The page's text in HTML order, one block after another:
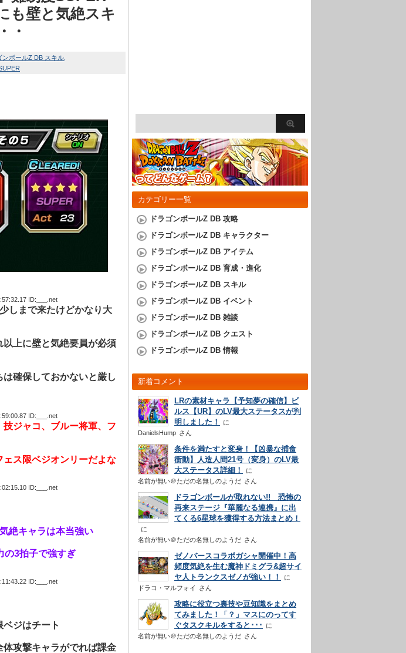
も壁と気絶スキ
・
ンボールZ DB スキル
ID:___.net
しまで来たけどかなり大
上に壁と気絶要員が必須
確保しておかないと厳し
ID:___.net
ジャコ、ブルー将軍、フ
ス限ベジオンリーだよな
ID:___.net
絶キャラは本当強い
の3拍子で強すぎ
ID:___.net
ジはチート
攻撃キャラがでれば課金
カテゴリー一覧
ドラゴンボールZ DB 攻略
ドラゴンボールZ DB キャラクター
ドラゴンボールZ DB アイテム
ドラゴンボールZ DB 育成・進化
ドラゴンボールZ DB スキル
ドラゴンボールZ DB イベント
ドラゴンボールZ DB 雑談
ドラゴンボールZ DB クエスト
ドラゴンボールZ DB 情報
新着コメント
LRの素材キャラ【予知夢の確信】ビ
ルス【UR】のLV最大ステータスが判
明しました！
DanielsHump さん
条件を満たすと変身！【凶暴な捕食
衝動】人造人間21号（変身）のLV最
大ステータス詳細！
名前が無い＠ただの名無しのようだ さん
ドラゴンボールが取れない!! 恐怖の
再来ステージ『華麗なる連携』に出
てくる6星球を獲得する方法まとめ！
名前が無い＠ただの名無しのようだ さん
ゼノバースコラボガシャ開催中！高
頻度気絶を生む魔神ドミグラ&超サイ
ヤ人トランクスゼノが強い！！
ドラコ・マルフォイ さん
攻略に役立つ裏技や豆知識をまとめ
てみました！「？」マスにのってす
ぐタスクキルをすると･･･
名前が無い＠ただの名無しのようだ さん